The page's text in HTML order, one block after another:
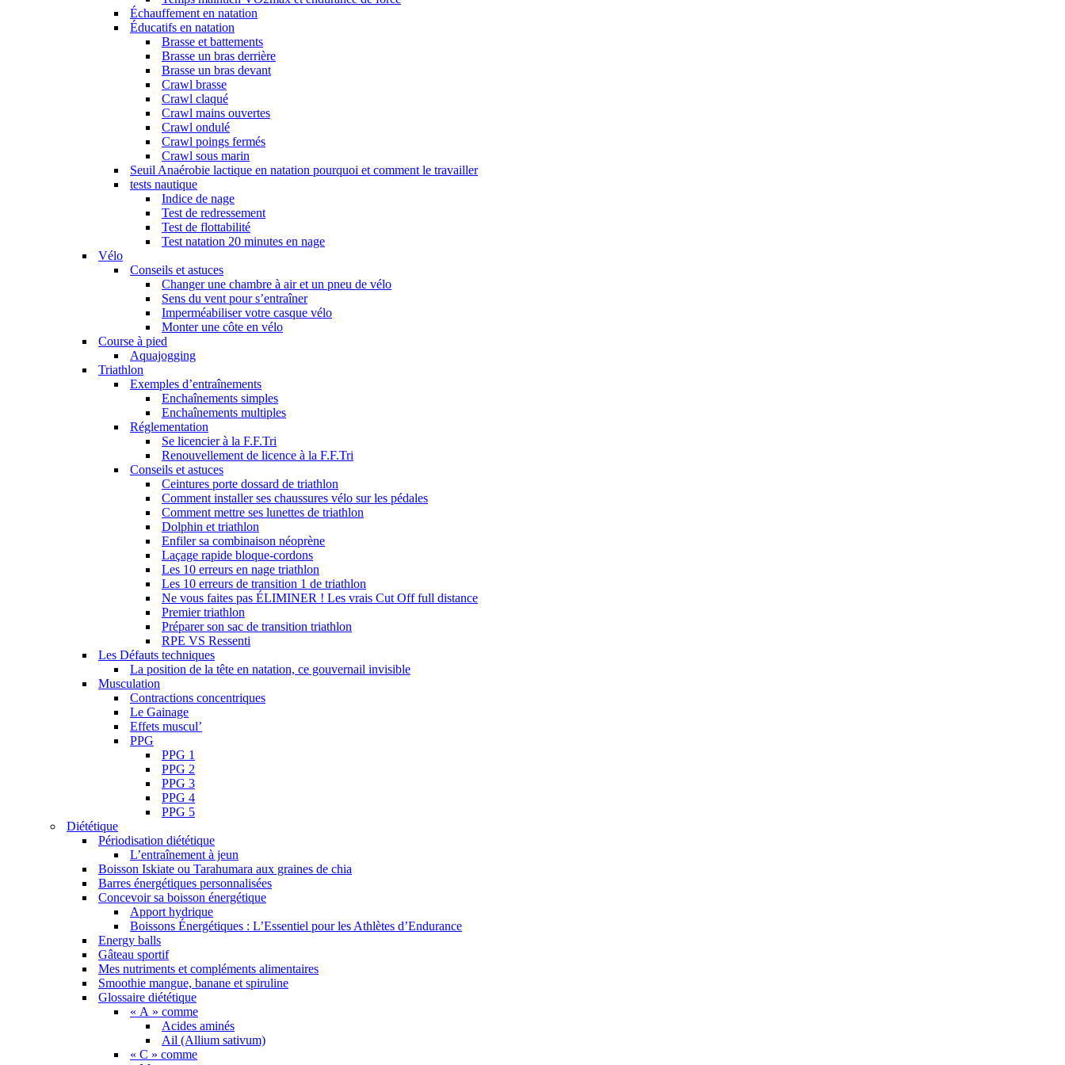
Échauffement en natation
Éducatifs en natation
Brasse et battements
Brasse un bras derrière
Brasse un bras devant
Crawl brasse
Crawl claqué
Crawl mains ouvertes
Crawl ondulé
Crawl poings fermés
Crawl sous marin
Seuil Anaérobie lactique en natation pourquoi et comment le travailler
tests nautique
Indice de nage
Test de redressement
Test de flottabilité
Test natation 20 minutes en nage
Vélo
Conseils et astuces
Changer une chambre à air et un pneu de vélo
Sens du vent pour s’entraîner
Imperméabiliser votre casque vélo
Monter une côte en vélo
Course à pied
Aquajogging
Triathlon
Exemples d’entraînements
Enchaînements simples
Enchaînements multiples
Réglementation
Se licencier à la F.F.Tri
Renouvellement de licence à la F.F.Tri
Conseils et astuces
Ceintures porte dossard de triathlon
Comment installer ses chaussures vélo sur les pédales
Comment mettre ses lunettes de triathlon
Dolphin et triathlon
Enfiler sa combinaison néoprène
Laçage rapide bloque-cordons
Les 10 erreurs en nage triathlon
Les 10 erreurs de transition 1 de triathlon
Ne vous faites pas ÉLIMINER ! Les vrais Cut Off full distance
Premier triathlon
Préparer son sac de transition triathlon
RPE VS Ressenti
Les Défauts techniques
La position de la tête en natation, ce gouvernail invisible
Musculation
Contractions concentriques
Le Gainage
Effets muscul’
PPG
PPG 1
PPG 2
PPG 3
PPG 4
PPG 5
Diététique
Périodisation diététique
L’entraînement à jeun
Boisson Iskiate ou Tarahumara aux graines de chia
Barres énergétiques personnalisées
Concevoir sa boisson énergétique
Apport hydrique
Boissons Énergétiques : L’Essentiel pour les Athlètes d’Endurance
Energy balls
Gâteau sportif
Mes nutriments et compléments alimentaires
Smoothie mangue, banane et spiruline
Glossaire diététique
« A » comme
Acides aminés
Ail (Allium sativum)
« C » comme